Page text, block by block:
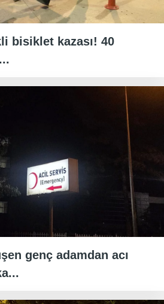
bisiklet kazası! 40
genç adamdan acı